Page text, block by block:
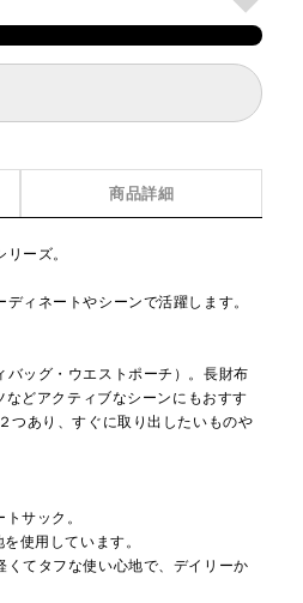
商品詳細
ーズ。
ィネートやシーンで活躍します。
バッグ・ウエストポーチ）。長財布
どアクティブなシーンにもおすす
つあり、すぐに取り出したいものや
サック。
使用しています。
てタフな使い心地で、デイリーか